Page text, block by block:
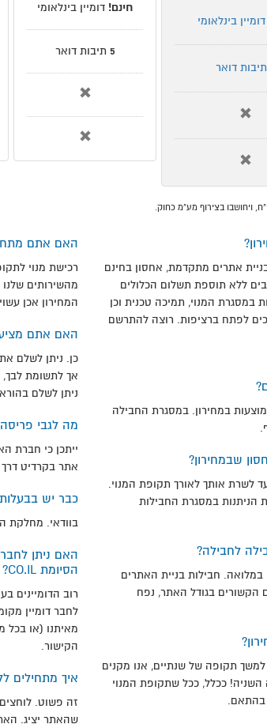
דומיין בינלאומי
תיבות דואר
חינם! דומיין בינלאומי
5 תיבות דואר
ויחושבו בצירוף מע"מ כחוק.
אתרים מתקדמת, אחסון בחינם
ללא תוספת תשלום הכלולים
המנוי, תמיכה טכנית וכן
לפתח ברציפות. רוצה להתרשם
במחירון. במסגרת החבילה
שבמחירון?
לשרת אותך לאורך תקופת המנוי.
הניתנות במסגרת החבילות
לחבילה?
חבילות בניית האתרים
הקשורים בגודל האתר, נפח
תקופה של שנתיים, אנו מקנים
על עלות השנה השניה! ככלל, ככל שתקופת המנוי
בהתאם.
האם אתם
רכישת מנוי
מהשירותים
המחירון אכן
האם אתם
אך לתשומת לבך,
ניתן לשלם
מה לגבי
ייתכן כי חברת
אתר בקרדיט
כבר יש
בוודאי. מחלקת
האם ניתן לחבר
הסיומת CO.IL?
רוב הדומיינים
לחבר דומיין
מאיתנו (או בכל
הקישור.
איך מתחילים
זה פשוט. לוחצים
שהאתר יציג.